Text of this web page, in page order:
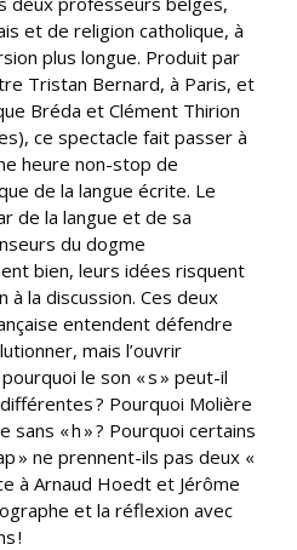
et de religion catholique, à
plus longue. Produit par
Tristan Bernard, à Paris, et
Bréda et Clément Thirion
ce spectacle fait passer à
heure non-stop de
de la langue écrite. Le
de la langue et de sa
du dogme
bien, leurs idées risquent
à la discussion. Ces deux
entendent défendre
mais l’ouvrir
le son « s » peut-il
? Pourquoi Molière
« h » ? Pourquoi certains
» ne prennent-ils pas deux «
à Arnaud Hoedt et Jérôme
et la réflexion avec
!